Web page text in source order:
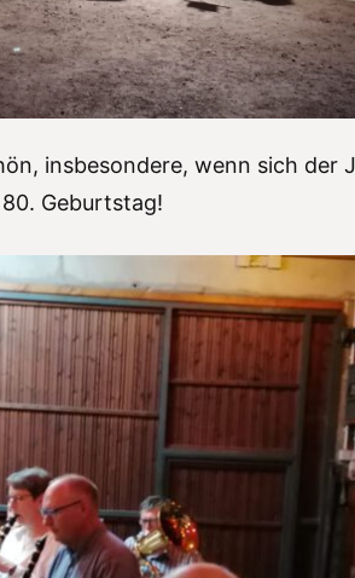
insbesondere, wenn sich der
Geburtstag!